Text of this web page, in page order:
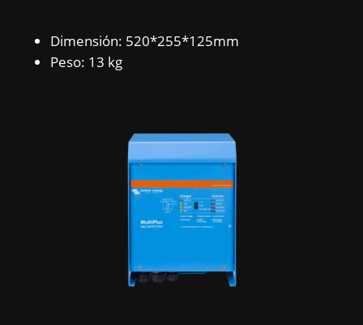
Dimensión: 520*255*125mm
Peso: 13 kg